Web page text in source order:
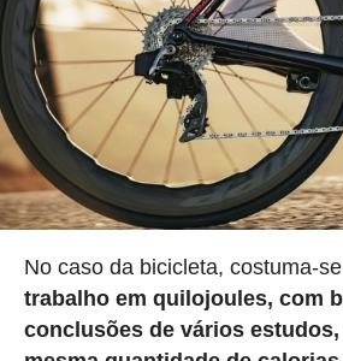
No caso da bicicleta, costuma-
trabalho em quilojoules, com
conclusões de vários